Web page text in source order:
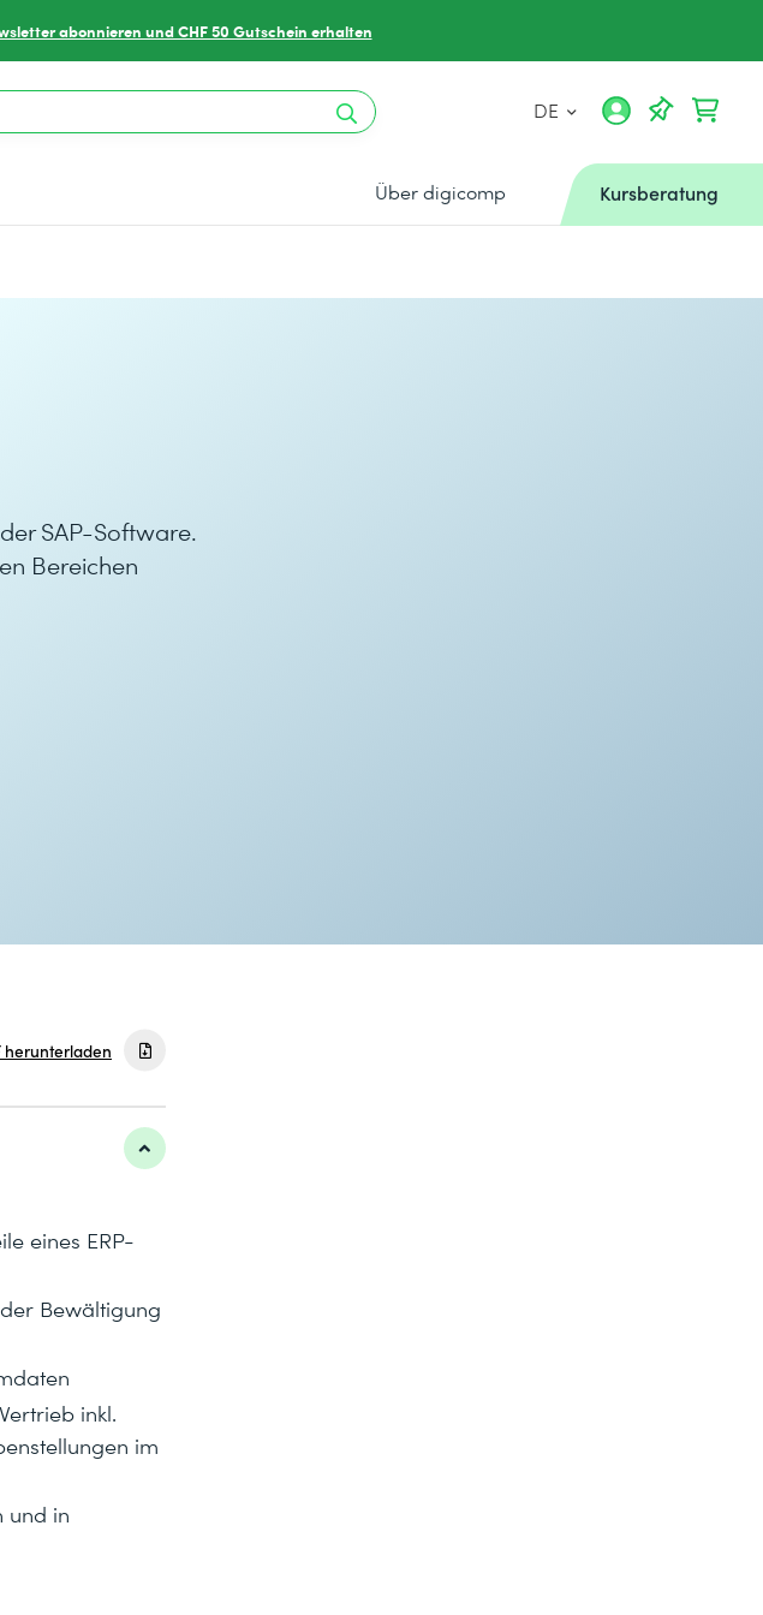
abonnieren und CHF 50 Gutschein erhalten
DE
Über digicomp Kursberatung
SAP-Software.
Bereichen
herunterladen
eines ERP-
Bewältigung
inkl.
im
und in